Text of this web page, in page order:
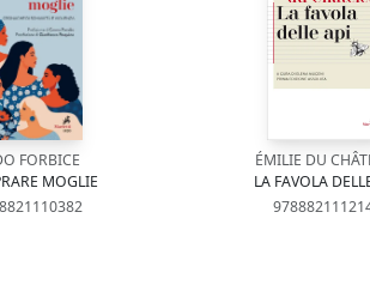
FORBICE
MOGLIE
ÉMILIE DU
LA FAVOLA